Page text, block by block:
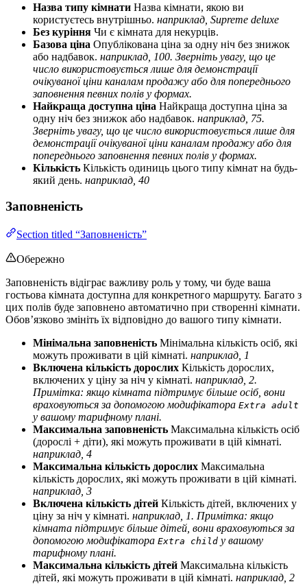
Назва типу кімнати Назва кімнати, якою ви
користуєтесь внутрішньо. наприклад, Supreme deluxe
Без куріння Чи є кімната для некурців.
Базова ціна Опублікована ціна за одну ніч без знижок
або надбавок. наприклад, 100. Зверніть увагу, що це
число використовується лише для демонстрації
очікуваної ціни каналам продажу або для попереднього
заповнення певних полів у формах.
Найкраща доступна ціна Найкраща доступна ціна за
одну ніч без знижок або надбавок. наприклад, 75.
Зверніть увагу, що це число використовується лише для
демонстрації очікуваної ціни каналам продажу або для
попереднього заповнення певних полів у формах.
Кількість Кількість одиниць цього типу кімнат на будь-
який день. наприклад, 40
Заповненість
Section titled “Заповненість”
Обережно
Заповненість відіграє важливу роль у тому, чи буде ваша
гостьова кімната доступна для конкретного маршруту. Багато з
цих полів буде заповнено автоматично при створенні кімнати.
Обов’язково змініть їх відповідно до вашого типу кімнати.
Мінімальна заповненість Мінімальна кількість осіб, які
можуть проживати в цій кімнаті. наприклад, 1
Включена кількість дорослих Кількість дорослих,
включених у ціну за ніч у кімнаті. наприклад, 2.
Примітка: якщо кімната підтримує більше осіб, вони
враховуються за допомогою модифікатора Extra adult
у вашому тарифному плані.
Максимальна заповненість Максимальна кількість осіб
(дорослі + діти), які можуть проживати в цій кімнаті.
наприклад, 4
Максимальна кількість дорослих Максимальна
кількість дорослих, які можуть проживати в цій кімнаті.
наприклад, 3
Включена кількість дітей Кількість дітей, включених у
ціну за ніч у кімнаті. наприклад, 1. Примітка: якщо
кімната підтримує більше дітей, вони враховуються за
допомогою модифікатора Extra child у вашому
тарифному плані.
Максимальна кількість дітей Максимальна кількість
дітей, які можуть проживати в цій кімнаті. наприклад, 2